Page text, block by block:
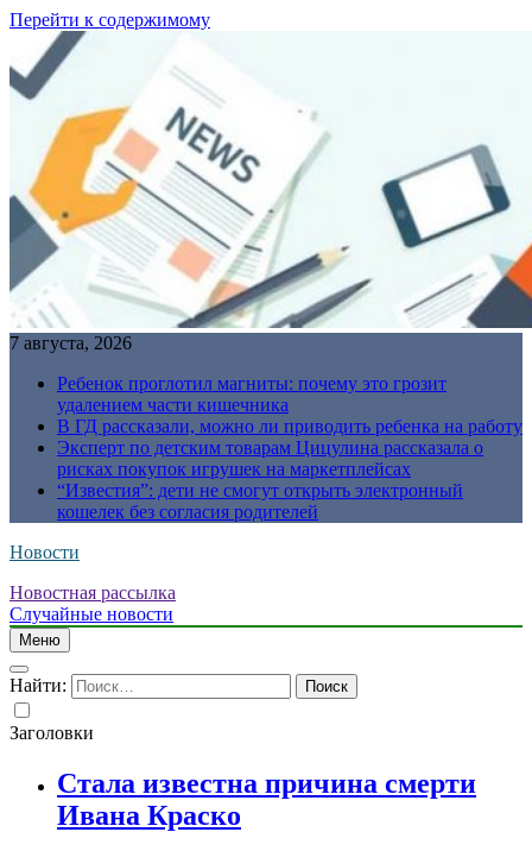
Перейти к содержимому
7 августа, 2026
Ребенок проглотил магниты: почему это грозит
удалением части кишечника
В ГД рассказали, можно ли приводить ребенка на работу
Эксперт по детским товарам Цицулина рассказала о
рисках покупок игрушек на маркетплейсах
“Известия”: дети не смогут открыть электронный
кошелек без согласия родителей
Новости
Новостная рассылка
Случайные новости
Меню
Найти:
Заголовки
Стала известна причина смерти
Ивана Краско